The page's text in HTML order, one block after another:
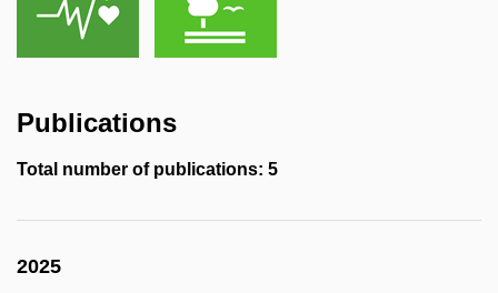
Publications
Total number of publications: 5
2025